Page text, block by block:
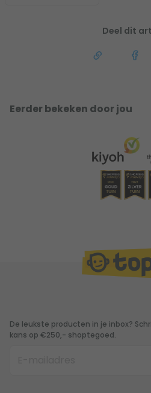
Deel dit
Eerder bekeken door jou
De leukste producten in je inbox?
kans op €250,- shoptegoed.